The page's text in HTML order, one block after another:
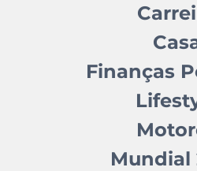
Finanças
Mundial